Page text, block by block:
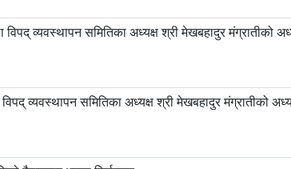
व्यवस्थापन समितिका अध्यक्ष श्री मेखबहादुर मंग्रातीको
व्यवस्थापन समितिका अध्यक्ष श्री मेखबहादुर मंग्रातीको